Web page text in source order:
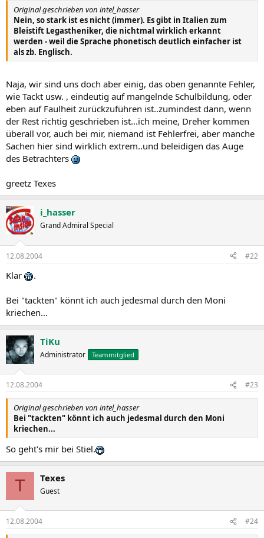
Original geschrieben von intel_hasser
Nein, so stark ist es nicht (immer). Es gibt in Italien zum
Bleistift Legastheniker, die nichtmal wirklich erkannt
werden - weil die Sprache phonetisch deutlich einfacher ist
als zb. Englisch.
Naja, wir sind uns doch aber einig, das oben genannte Fehler,
wie Tackt usw. , eindeutig auf mangelnde Schulbildung, oder
eben auf Faulheit zurückzuführen ist..zumindest dann, wenn
der Rest richtig geschrieben ist...ich meine, Dreher kommen
überall vor, auch bei mir, niemand ist Fehlerfrei, aber manche
Sachen hier sind wirklich extrem..und beleidigen das Auge
des Betrachters
greetz Texes
i_hasser
Grand Admiral Special
12.08.2004 #22
Klar .
Bei "tackten" könnt ich auch jedesmal durch den Moni
kriechen...
TiKu
Administrator Teammitglied
12.08.2004 #23
Original geschrieben von intel_hasser
Bei "tackten" könnt ich auch jedesmal durch den Moni
kriechen...
So geht's mir bei Stiel.
T Texes
Guest
12.08.2004 #24